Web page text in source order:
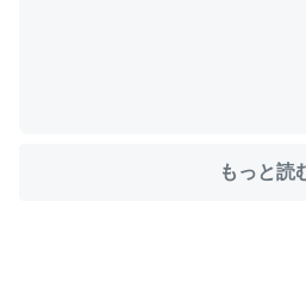
─たまにLINEするくらいだった遠方の
コミュニケーションが劇的に変化した
ちょうど同じ理由でEcho Show
もっと読